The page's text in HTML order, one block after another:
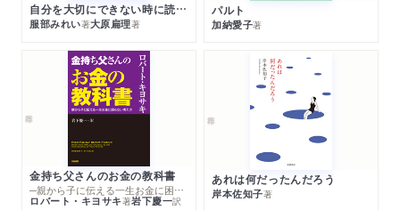
自分を大切にできない時に読む本
服部みれい著大原扁理著
パルト
加納愛子著
金持ち父さんのお金の教科書
─親から子に伝える一生お金に困らない考え方
ロバート・キヨサキ著岩下慶一訳
あれは何だったんだろう
岸本佐知子著